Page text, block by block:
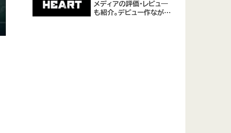
メディアの評価・レビュ―
も紹介。デビュー作ながら